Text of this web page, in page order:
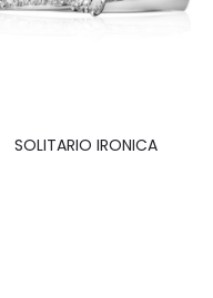
SOLITARIO IRONICA